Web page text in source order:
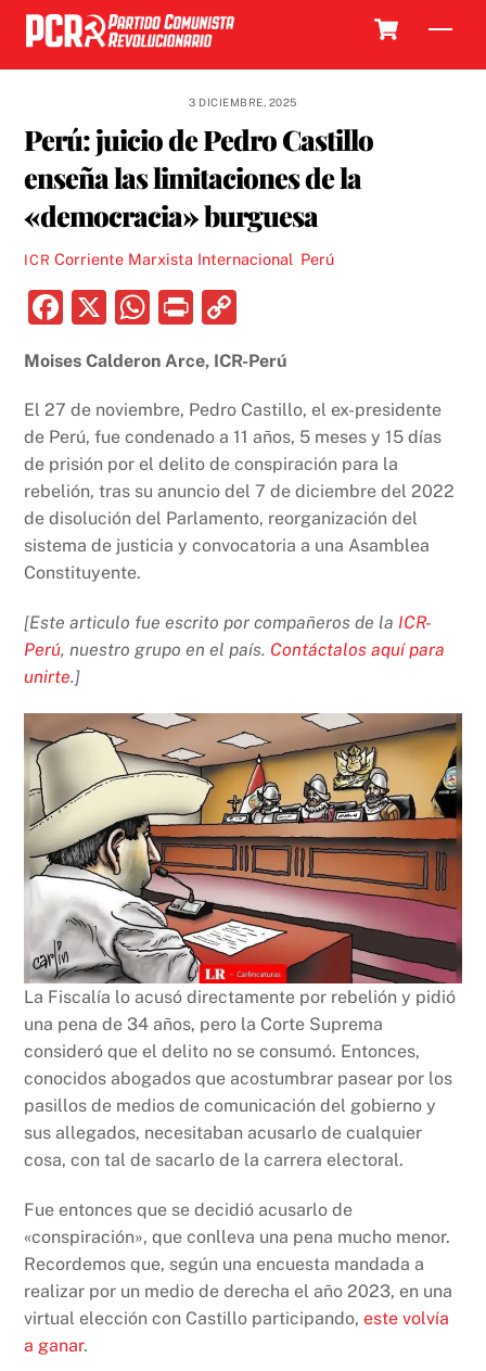
Skip
content
3 DICIEMBRE, 2025
Perú: juicio de Pedro Castillo
enseña las limitaciones de la
«democracia» burguesa
ICR Corriente Marxista Internacional Perú
F
c
e
b
o
o
k
X
W
at
s
A
p
p
P
nt p
y
Li
n
k
Moises Calderon Arce, ICR-Perú
El 27 de noviembre, Pedro Castillo, el ex-presidente
de Perú, fue condenado a 11 años, 5 meses y 15 días
de prisión por el delito de conspiración para la
rebelión, tras su anuncio del 7 de diciembre del 2022
de disolución del Parlamento, reorganización del
sistema de justicia y convocatoria a una Asamblea
Constituyente.
[Este articulo fue escrito por compañeros de la ICR-
Perú, nuestro grupo en el país. Contáctalos aquí para
unirte.]
La Fiscalía lo acusó directamente por rebelión y pidió
una pena de 34 años, pero la Corte Suprema
consideró que el delito no se consumó. Entonces,
conocidos abogados que acostumbrar pasear por los
pasillos de medios de comunicación del gobierno y
sus allegados, necesitaban acusarlo de cualquier
cosa, con tal de sacarlo de la carrera electoral.
Fue entonces que se decidió acusarlo de
«conspiración», que conlleva una pena mucho menor.
Recordemos que, según una encuesta mandada a
realizar por un medio de derecha el año 2023, en una
virtual elección con Castillo participando,este volvía
a ganar.